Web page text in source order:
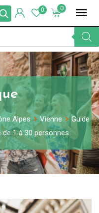
0
0
Alpes Vienne
Guide
de 1 à 30 personnes